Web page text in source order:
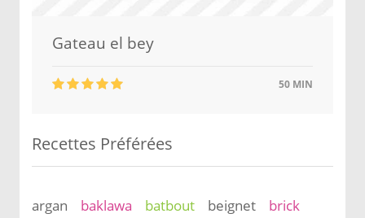
Gateau el bey
50 MIN
Recettes Préférées
argan baklawa batbout beignet brick